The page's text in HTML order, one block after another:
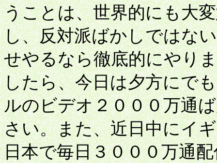
うことは、世界的にも大
し、反対派ばかしではな
せやるなら徹底的にやり
したら、今日は夕方にで
ルのビデオ２０００万通
さい。また、近日中にイ
日本で毎日３０００万通